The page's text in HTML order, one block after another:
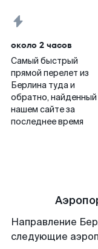
около 2 часов
Самый быстрый
прямой перелет из
Берлина туда и
обратно, найденный
нашем сайте за
последнее время
Направление
следующие